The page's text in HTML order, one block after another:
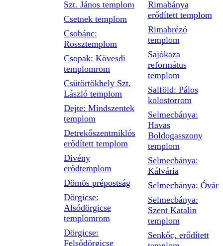
Szt. János templom
Csetnek templom
Csobánc:
Rossztemplom
Csopak: Kövesdi
templomrom
Csütörtökhely Szt.
László templom
Dejte: Mindszentek
templom
Detrekőszentmiklós
erődített templom
Divény
erődtemplom
Dömös prépostság
Dörgicse:
Alsódörgicse
templomrom
Dörgicse:
Felsődörgicse
Rimabánya
erődített templom
Rimabrézó
templom
Sajókaza
református
templom
Salföld: Pálos
kolostorrom
Selmecbánya:
Havas
Boldogasszony
templom
Selmecbánya:
Kálvária
Selmecbánya: Óvár
Selmecbánya:
Szent Katalin
templom
Senkőc, erődített